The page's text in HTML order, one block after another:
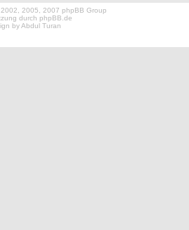
2005, 2007 phpBB Group
durch phpBB.de
byAbdul Turan